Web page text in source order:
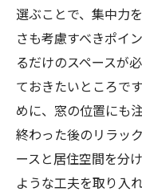
選ぶことで、集中力
さも考慮すべきポイ
るだけのスペースが
ておきたいところで
めに、窓の位置にも
終わった後のリラッ
ースと居住空間を分
ような工夫を取り入